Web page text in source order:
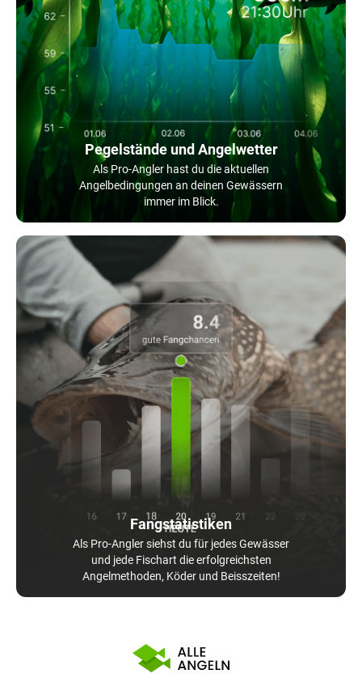
Pegelstände und Angelwetter
Als Pro-Angler hast du die aktuellen
Angelbedingungen an deinen Gewässern
immer im Blick.
Fangstatistiken
Als Pro-Angler siehst du für jedes Gewässer
und jede Fischart die erfolgreichsten
Angelmethoden, Köder und Beisszeiten!